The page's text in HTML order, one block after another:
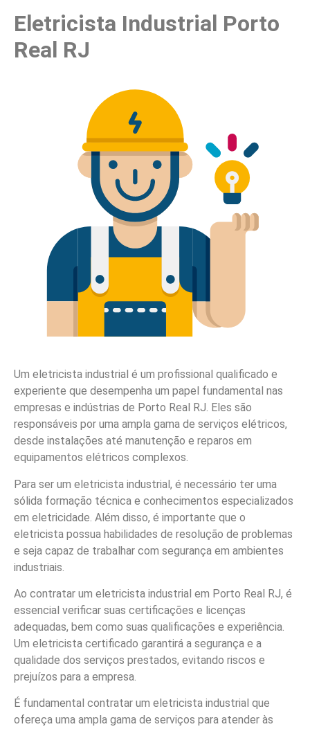
Eletricista Industrial Porto
Real RJ
Um eletricista industrial é um profissional qualificado e
experiente que desempenha um papel fundamental nas
empresas e indústrias de Porto Real RJ. Eles são
responsáveis por uma ampla gama de serviços elétricos,
desde instalações até manutenção e reparos em
equipamentos elétricos complexos.
Para ser um eletricista industrial, é necessário ter uma
sólida formação técnica e conhecimentos especializados
em eletricidade. Além disso, é importante que o
eletricista possua habilidades de resolução de problemas
e seja capaz de trabalhar com segurança em ambientes
industriais.
Ao contratar um eletricista industrial em Porto Real RJ, é
essencial verificar suas certificações e licenças
adequadas, bem como suas qualificações e experiência.
Um eletricista certificado garantirá a segurança e a
qualidade dos serviços prestados, evitando riscos e
prejuízos para a empresa.
É fundamental contratar um eletricista industrial que
ofereça uma ampla gama de serviços para atender às